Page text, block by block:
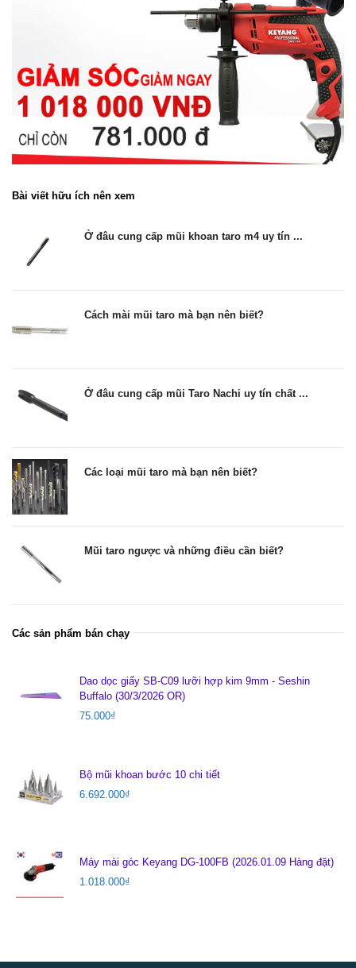
Bài viết hữu ích nên xem
Ở đâu cung cấp mũi khoan taro m4 uy tín ...
Cách mài mũi taro mà bạn nên biết?
Ở đâu cung cấp mũi Taro Nachi uy tín chất ...
Các loại mũi taro mà bạn nên biết?
Mũi taro ngược và những điều cần biết?
Các sản phẩm bán chạy
Dao dọc giấy SB-C09 lưỡi hợp kim 9mm - Seshin
Buffalo (30/3/2026 OR)
75.000₫
Bộ mũi khoan bước 10 chi tiết
6.692.000₫
Máy mài góc Keyang DG-100FB (2026.01.09 Hàng đặt)
1.018.000₫